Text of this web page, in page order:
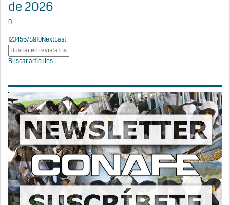
de 2026
0
12345678910NextLast
Buscar artículos